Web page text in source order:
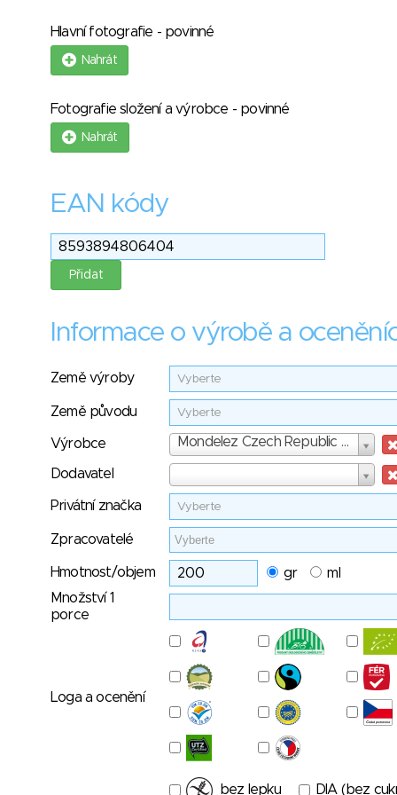
Hlavní fotografie - povinné
Nahrát
Fotografie složení a výrobce - povinné
Nahrát
EAN kódy
Informace o výrobě a
Země výroby Vyberte
Země původu Vyberte
Výrobce Mondelez Czech Republic s.r.o
Výrobce
Dodavatel
Privátní značka Vyberte
Zpracovatelé
Hmotnost/objem gr
ml
Množství 1
porce
Loga a ocenění
bez lepku DIA (bez